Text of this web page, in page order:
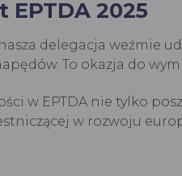
EPTDA 2025
delegacja weźmie
To okazja do
w EPTDA nie tylko
w rozwoju